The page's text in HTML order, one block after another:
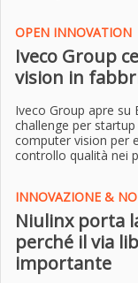
OPEN INNOVATION
Iveco Group
vision in
Iveco Group apre su
challenge per
computer vision per
controllo qualità nei
INNOVAZIONE &
Niulinx porta
perché il via
importante